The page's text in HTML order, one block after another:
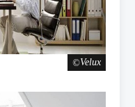
Velux